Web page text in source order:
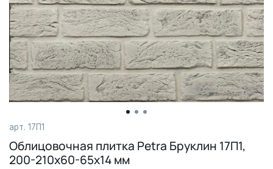
арт. 17П1
Облицовочная плитка Petra Бруклин 17П1,
200-210х60-65х14 мм